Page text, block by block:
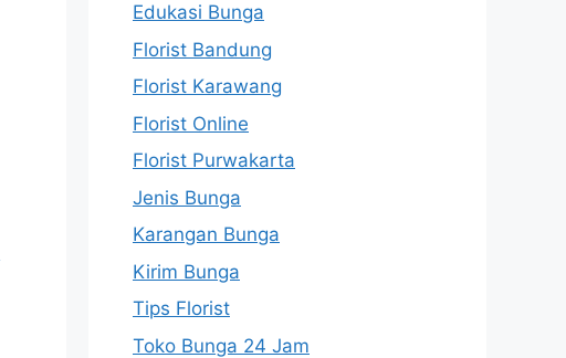
Edukasi Bunga
Florist Bandung
Florist Karawang
Florist Online
Florist Purwakarta
Jenis Bunga
Karangan Bunga
Kirim Bunga
Tips Florist
Toko Bunga 24 Jam